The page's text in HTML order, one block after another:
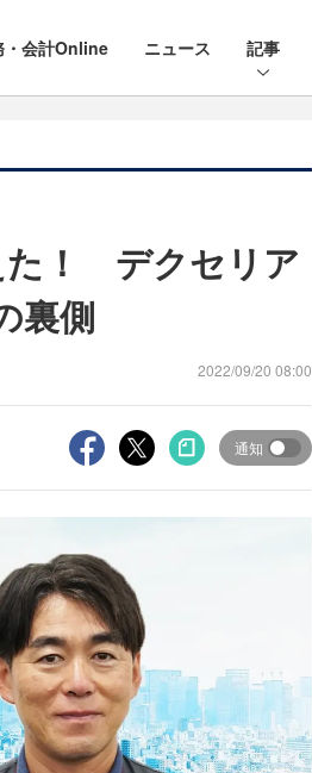
・会計Online ニュース 記事
た！ デクセリア
裏側
2022/09/20 08:00
通知